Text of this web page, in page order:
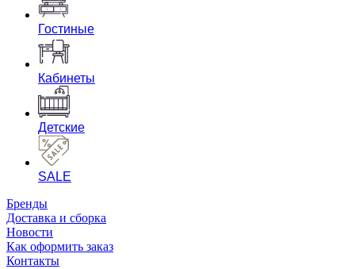
Гостиные
Кабинеты
Детские
SALE
Бренды
Доставка и сборка
Новости
Как оформить заказ
Контакты